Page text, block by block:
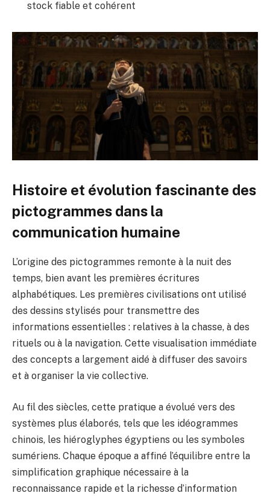
stock fiable et cohérent
Histoire et évolution fascinante des
pictogrammes dans la
communication humaine
L’origine des pictogrammes remonte à la nuit des
temps, bien avant les premières écritures
alphabétiques. Les premières civilisations ont utilisé
des dessins stylisés pour transmettre des
informations essentielles : relatives à la chasse, à des
rituels ou à la navigation. Cette visualisation immédiate
des concepts a largement aidé à diffuser des savoirs
et à organiser la vie collective.
Au fil des siècles, cette pratique a évolué vers des
systèmes plus élaborés, tels que les idéogrammes
chinois, les hiéroglyphes égyptiens ou les symboles
sumériens. Chaque époque a affiné l’équilibre entre la
simplification graphique nécessaire à la
reconnaissance rapide et la richesse d’information